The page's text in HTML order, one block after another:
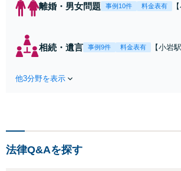
離婚・男女問題 事例10件 料金表有
の
相続・遺言 事例9件 料金表有
【小岩
しい地
他3分野を表示
法律Q&Aを探す